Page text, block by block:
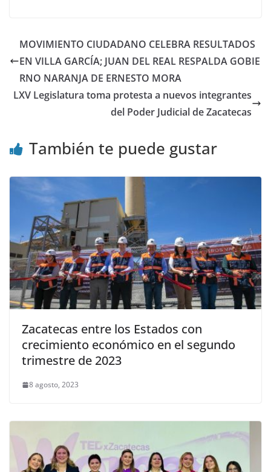
MOVIMIENTO CIUDADANO CELEBRA RESULTADOS
EN VILLA GARCÍA; JUAN DEL REAL RESPALDA GOBIE
RNO NARANJA DE ERNESTO MORA
LXV Legislatura toma protesta a nuevos integrantes
del Poder Judicial de Zacatecas
También te puede gustar
Zacatecas entre los Estados con
crecimiento económico en el segundo
trimestre de 2023
8 agosto, 2023